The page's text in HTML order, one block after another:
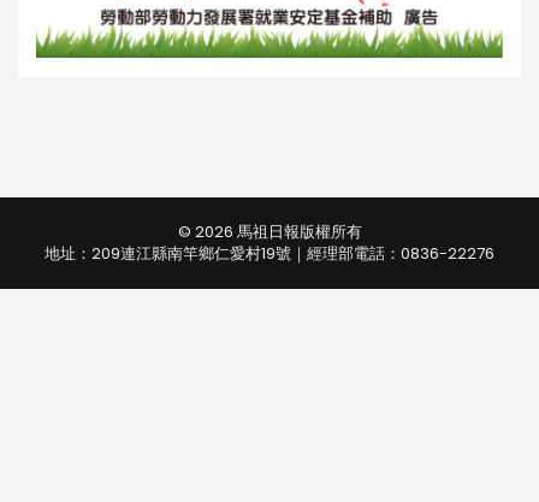
© 2026 馬祖日報版權所有
地址：209連江縣南竿鄉仁愛村19號｜經理部電話：0836-22276